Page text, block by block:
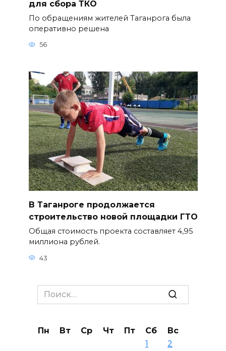
для сбора ТКО
По обращениям жителей Таганрога была
оперативно решена
56
В Таганроге продолжается
строительство новой площадки ГТО
Общая стоимость проекта составляет 4,95
миллиона рублей.
43
Search
for:
Пн Вт Ср Чт Пт Сб
Вс
1
2